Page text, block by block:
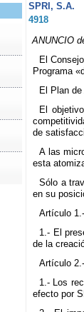
SPRI, S.A.
4918
ANUNCIO
El
Programa
El Plan
El
de
A las
esta
Sólo a
en su
Artículo
1.- El
de la
Artículo
1.- Los
efecto por